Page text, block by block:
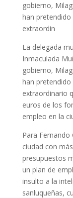
gobierno,
han pretendido
extraordin
La delegada
Inmaculada
gobierno,
han pretendido
extraordinario
euros de los
empleo en la
Para Fernando
ciudad con
presupuestos
un plan de
insulto a la
sanluqueñas,